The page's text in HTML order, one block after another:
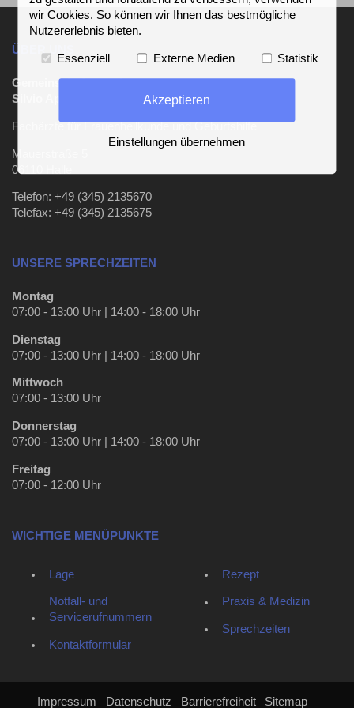
ÜBER UNS
Gemeinschaftspraxis
Silvio Apel und Beate Scheufler
Fachärzte für Frauenheilkunde und Geburtshilfe
Mauerstraße 5
06110 Halle
Telefon: +49 (345) 2135670
Telefax: +49 (345) 2135675
UNSERE SPRECHZEITEN
Montag
07:00 - 13:00 Uhr | 14:00 - 18:00 Uhr
Dienstag
07:00 - 13:00 Uhr | 14:00 - 18:00 Uhr
Mittwoch
07:00 - 13:00 Uhr
Donnerstag
07:00 - 13:00 Uhr | 14:00 - 18:00 Uhr
Freitag
07:00 - 12:00 Uhr
WICHTIGE MENÜPUNKTE
Lage
Notfall- und
Servicerufnummern
Kontaktformular
Rezept
Praxis & Medizin
Sprechzeiten
Impressum Datenschutz Barrierefreiheit Sitemap
wir Cookies. So können wir Ihnen das bestmögliche
Nutzererlebnis bieten.
Essenziell Externe Medien Statistik
Akzeptieren
Einstellungen übernehmen